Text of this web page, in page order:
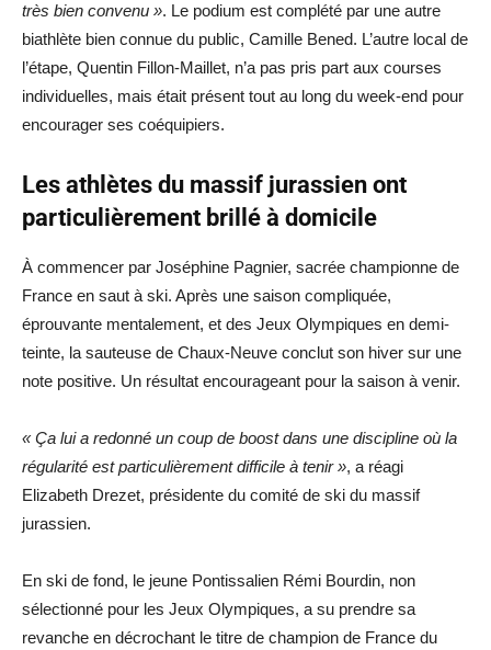
très bien convenu ». Le podium est complété par une autre
biathlète bien connue du public, Camille Bened. L’autre local de
l’étape, Quentin Fillon-Maillet, n’a pas pris part aux courses
individuelles, mais était présent tout au long du week-end pour
encourager ses coéquipiers.
Les athlètes du massif jurassien ont
particulièrement brillé à domicile
À commencer par Joséphine Pagnier, sacrée championne de
France en saut à ski. Après une saison compliquée,
éprouvante mentalement, et des Jeux Olympiques en demi-
teinte, la sauteuse de Chaux-Neuve conclut son hiver sur une
note positive. Un résultat encourageant pour la saison à venir.
« Ça lui a redonné un coup de boost dans une discipline où la
régularité est particulièrement difficile à tenir », a réagi
Elizabeth Drezet, présidente du comité de ski du massif
jurassien.
En ski de fond, le jeune Pontissalien Rémi Bourdin, non
sélectionné pour les Jeux Olympiques, a su prendre sa
revanche en décrochant le titre de champion de France du